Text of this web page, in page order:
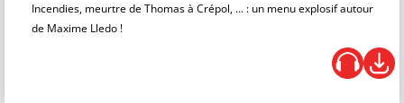
Incendies, meurtre de Thomas à Crépol, ... : un menu explosif autour
de Maxime Lledo !